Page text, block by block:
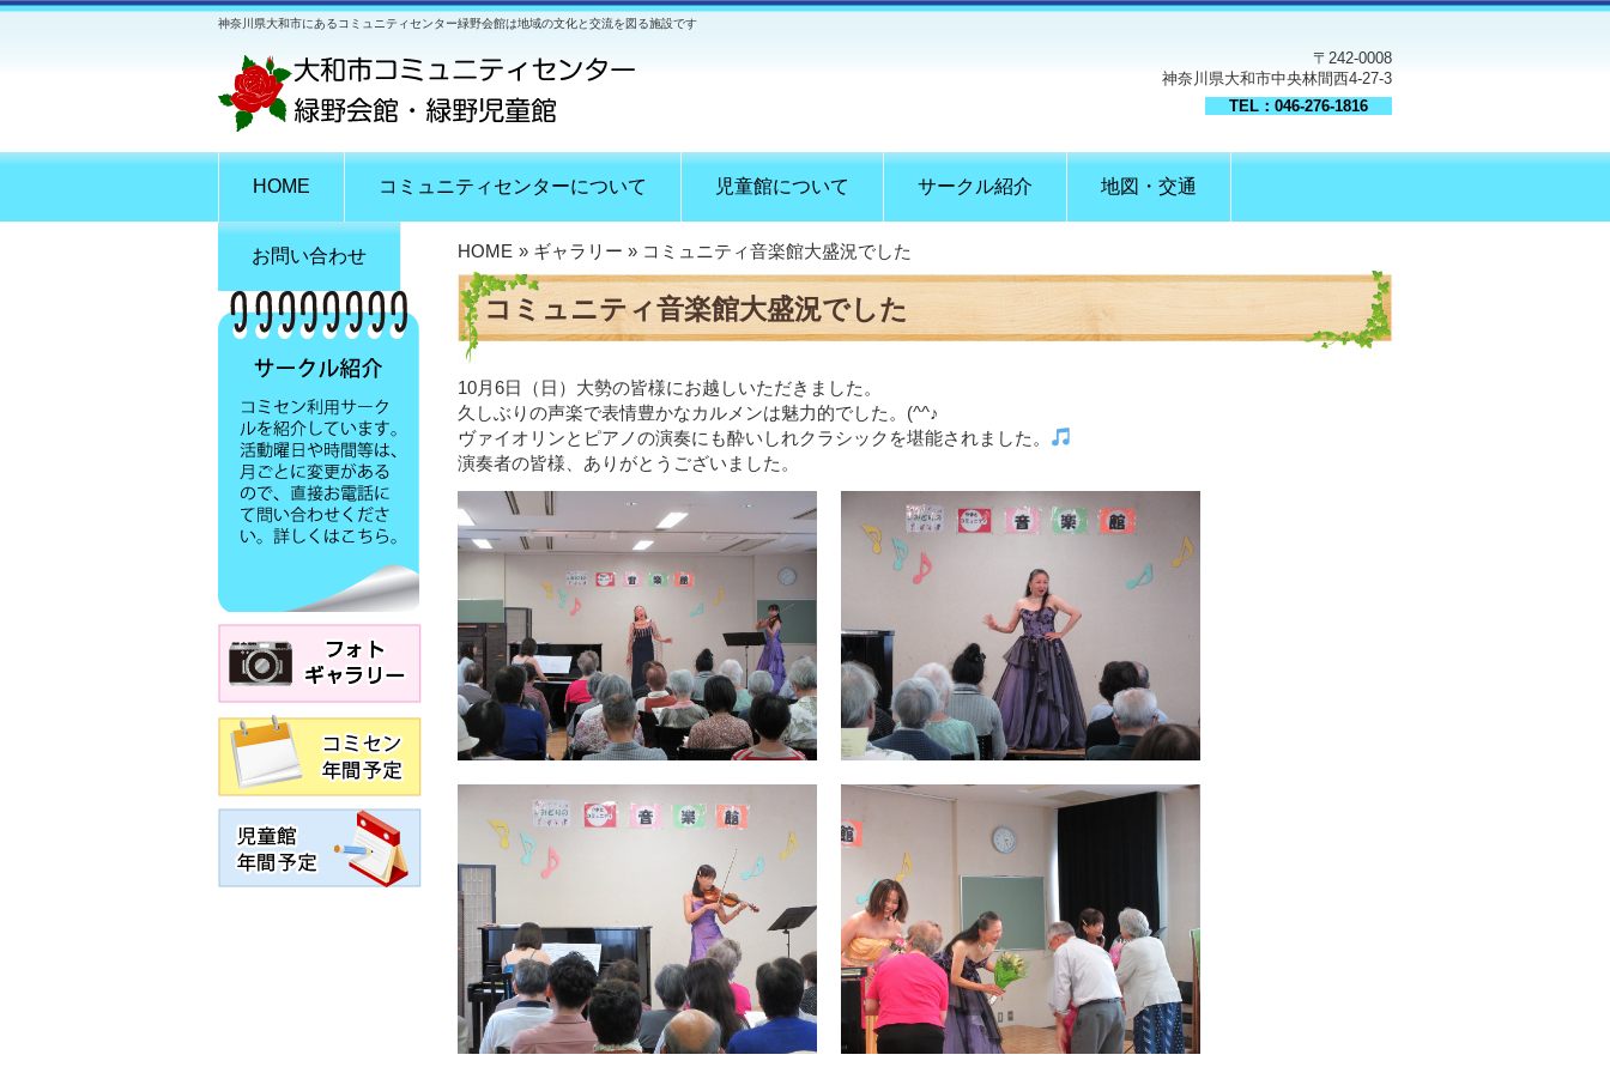
神奈川県大和市にあるコミュニティセンター緑野会館は地域の文化と交流を図る施設です
〒242-0008
神奈川県大和市中央林間西4-27-3
TEL：046-276-1816
HOME コミュニティセンターについて 児童館について サークル紹介 地図・交通
お問い合わせ HOME » ギャラリー » コミュニティ音楽館大盛況でした
コミュニティ音楽館大盛況でした
10月6日（日）大勢の皆様にお越しいただきました。
久しぶりの声楽で表情豊かなカルメンは魅力的でした。(^^♪
ヴァイオリンとピアノの演奏にも酔いしれクラシックを堪能されました。
演奏者の皆様、ありがとうございました。